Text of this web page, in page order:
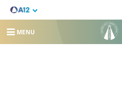
MENU